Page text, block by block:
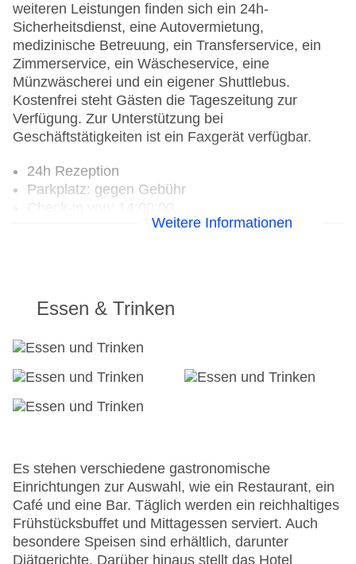
weiteren Leistungen finden sich ein 24h-
Sicherheitsdienst, eine Autovermietung,
medizinische Betreuung, ein Transferservice, ein
Zimmerservice, ein Wäscheservice, eine
Münzwäscherei und ein eigener Shuttlebus.
Kostenfrei steht Gästen die Tageszeitung zur
Verfügung. Zur Unterstützung bei
Geschäftstätigkeiten ist ein Faxgerät verfügbar.
24h Rezeption
Parkplatz: gegen Gebühr
Check-out bis: 12:00:00
Hotelsafe
WLAN/WiFi im Hotel
Lift
Anzahl der Konferenzräume: 50
Zimmerservice
Zahlungsarten: EC Maestro, Mastercard, Visa
Landeskategorie: 4 Sterne
Weitere Informationen
Essen & Trinken
Es stehen verschiedene gastronomische
Einrichtungen zur Auswahl, wie ein Restaurant, ein
Café und eine Bar. Täglich werden ein reichhaltiges
Frühstücksbuffet und Mittagessen serviert. Auch
besondere Speisen sind erhältlich, darunter
Diätgerichte. Darüber hinaus stellt das Hotel